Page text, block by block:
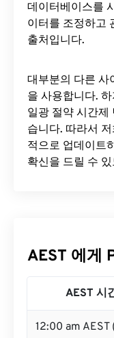
데이터베이스를
이터를 조정하고
출처입니다.
대부분의 다른 사
을 사용합니다.
일광 절약 시간제
습니다. 따라서
적으로 업데이트
확신을 드릴 수
AEST 에게
AEST 시
12:00 am AEST